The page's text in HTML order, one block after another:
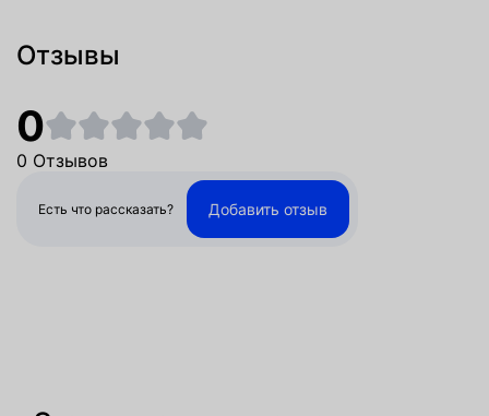
Отзывы
0
0 Отзывов
Есть что рассказать? Добавить отзыв